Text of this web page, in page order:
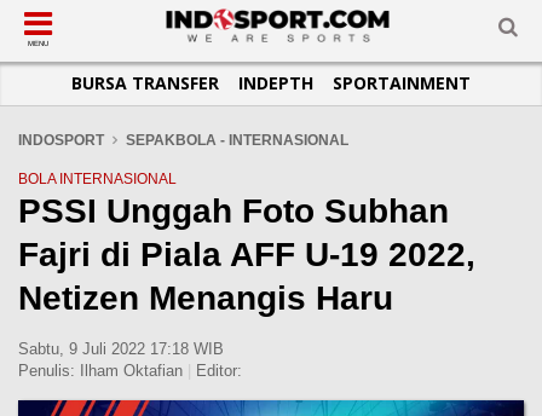
SUB-MENU
SEPAKBOLA
LIGA INGGRIS
LIGA ITALIA
LIGA SPANYOL
LIGA JERMAN
LIGA PRANCIS
SUB-MENU
SPORTAINMENT
SUB-MENU
OTOMOTIF
OTOMANIA
SUB-MENU
BASKET
FUTSAL
OLIMPIK
E-SPORT
SUB-MENU
JADWAL
SUB-MENU
TOPIK HARI INI
INFOGRAFIS
GALERI FOTO
TEMPAT OLAHRAGA
KOMUNITAS SEHAT
MENU
BURSA TRANSFER INDEPTH SPORTAINMENT
INDOSPORT SEPAKBOLA - INTERNASIONAL
BOLA INTERNASIONAL
PSSI Unggah Foto Subhan
Fajri di Piala AFF U-19 2022,
Netizen Menangis Haru
Sabtu, 9 Juli 2022 17:18 WIB
Penulis:
Ilham Oktafian Editor: